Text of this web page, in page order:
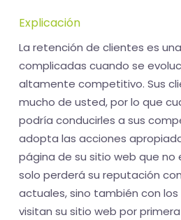
Explicación
La retención de clientes es
complicadas cuando se
altamente competitivo. Sus
mucho de usted, por lo que
podría conducirles a sus
adopta las acciones
página de su sitio web que no
solo perderá su reputación
actuales, sino también con
visitan su sitio web por